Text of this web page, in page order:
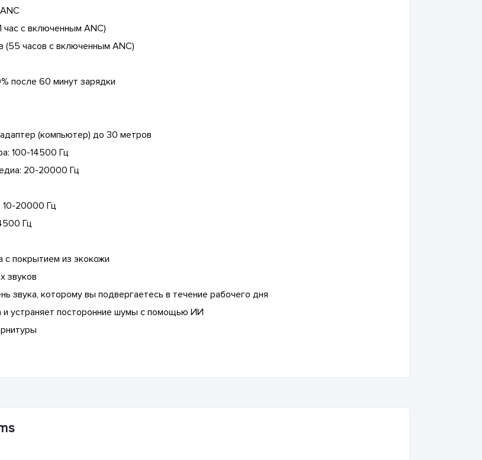
с включенным ANC)
(55 часов с включенным ANC)
после 60 минут зарядки
(компьютер) до 30 метров
100-14500 Гц
20-20000 Гц
10-20000 Гц
Гц
покрытием из экокожи
звуков
звука, которому вы подвергаетесь в течение рабочего дня
и устраняет посторонние шумы с помощью ИИ